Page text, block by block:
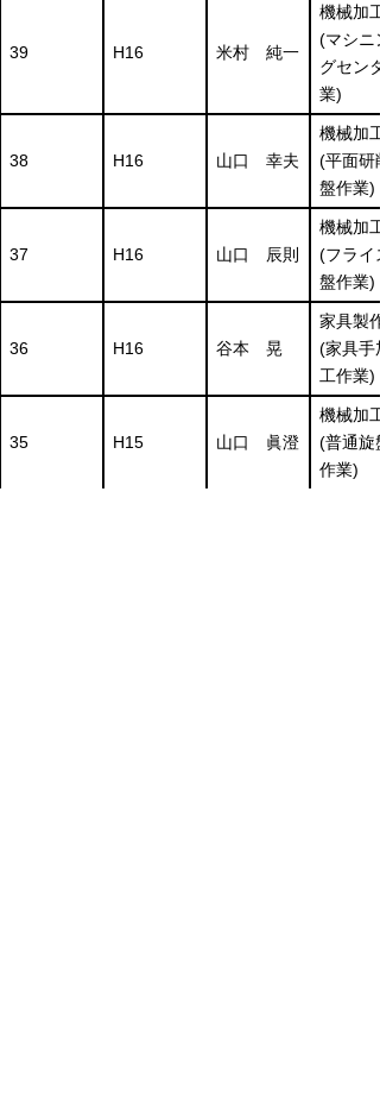
39 H16 米村 純一
機械加工
(マシニ
グセン
業)
38 H16 山口 幸夫
機械加工
(平面研
盤作業)
37 H16 山口 辰則
機械加工
(フライ
盤作業)
36 H16 谷本 晃
家具製作
(家具手
工作業)
35 H15 山口 眞澄
機械加工
(普通旋
作業)